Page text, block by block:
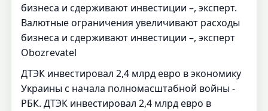
бизнеса и сдерживают инвестиции –, эксперт.
Валютные ограничения увеличивают расходы
бизнеса и сдерживают инвестиции –, эксперт
Obozrevatel
ДТЭК инвестировал 2,4 млрд евро в экономику
Украины с начала полномасштабной войны -
РБК. ДТЭК инвестировал 2,4 млрд евро в